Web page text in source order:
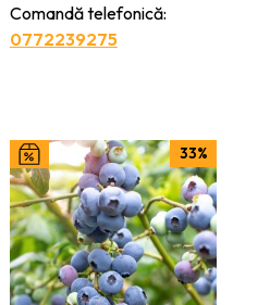
Comandă telefonică:
0772239275
33%